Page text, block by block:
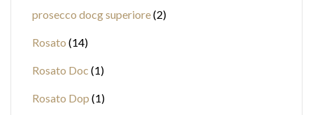
prosecco docg superiore 2
Rosato 14
Rosato Doc 1
Rosato Dop 1